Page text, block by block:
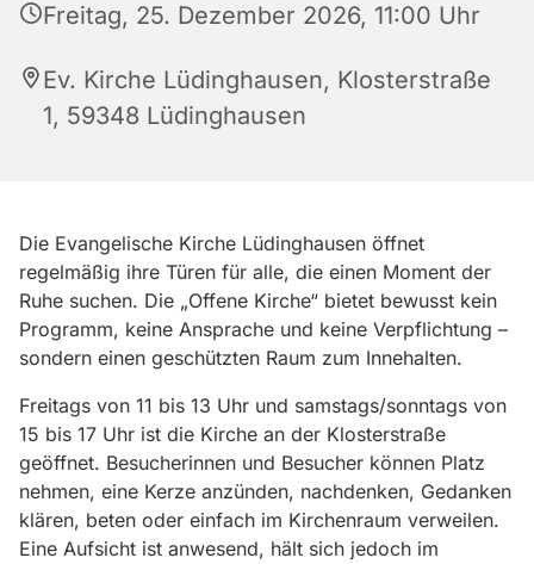
Freitag, 25. Dezember 2026, 11:00 Uhr
Ev. Kirche Lüdinghausen, Klosterstraße
1, 59348 Lüdinghausen
Die Evangelische Kirche Lüdinghausen öffnet
regelmäßig ihre Türen für alle, die einen Moment der
Ruhe suchen. Die „Offene Kirche“ bietet bewusst kein
Programm, keine Ansprache und keine Verpflichtung –
sondern einen geschützten Raum zum Innehalten.
Freitags von 11 bis 13 Uhr und samstags/sonntags von
15 bis 17 Uhr ist die Kirche an der Klosterstraße
geöffnet. Besucherinnen und Besucher können Platz
nehmen, eine Kerze anzünden, nachdenken, Gedanken
klären, beten oder einfach im Kirchenraum verweilen.
Eine Aufsicht ist anwesend, hält sich jedoch im